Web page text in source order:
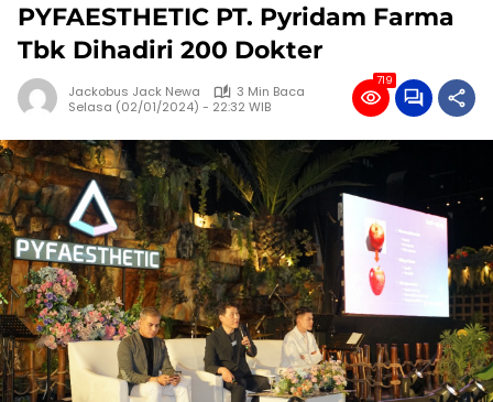
PYFAESTHETIC PT. Pyridam Farma
Tbk Dihadiri 200 Dokter
Jackobus Jack Newa
3 Min Baca
Selasa (02/01/2024) - 22:32 WIB
719